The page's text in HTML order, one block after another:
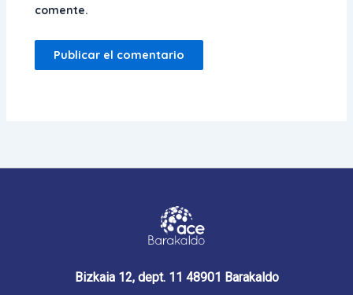
comente.
Bizkaia 12, dept. 11 48901 Barakaldo